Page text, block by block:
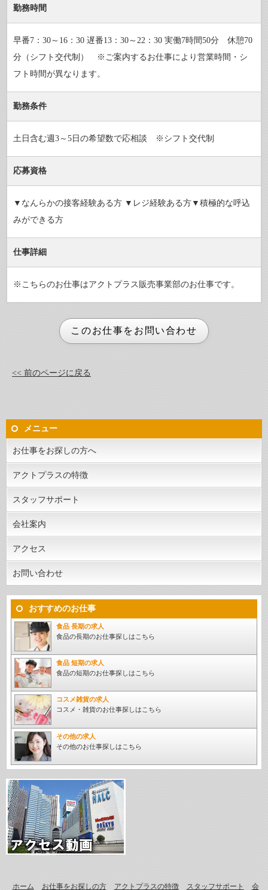
勤務時間
早番7：30～16：30 遅番13：30～22：30 実働7時間50分 休憩70
分（シフト交代制） ※ご案内するお仕事により営業時間・シ
フト時間が異なります。
勤務条件
土日含む週3～5日の希望数で応相談 ※シフト交代制
応募資格
▼なんらかの接客経験ある方 ▼レジ経験ある方▼積極的な呼込
みができる方
仕事詳細
※こちらのお仕事はアクトプラス販売事業部のお仕事です。
<< 前のページに戻る
メニュー
お仕事をお探しの方へ
アクトプラスの特徴
スタッフサポート
会社案内
アクセス
お問い合わせ
おすすめのお仕事
食品 長期の求人
食品の長期のお仕事探しはこちら
食品 短期の求人
食品の短期のお仕事探しはこちら
コスメ雑貨の求人
コスメ・雑貨のお仕事探しはこちら
その他の求人
その他のお仕事探しはこちら
ホーム お仕事をお探しの方 アクトプラスの特徴 スタッフサポート 会